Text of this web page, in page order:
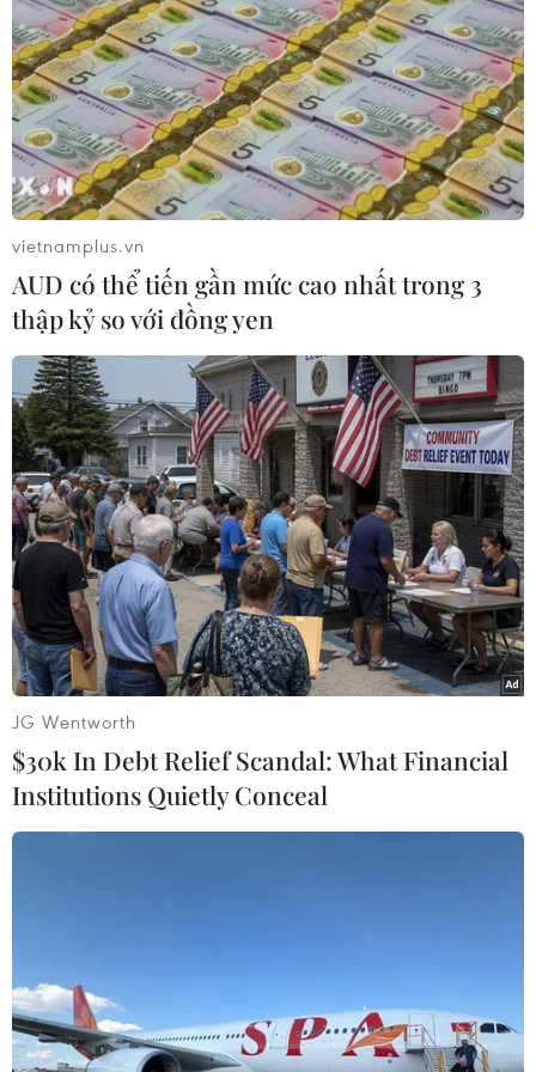
Singapore đã sẵn sàng bước vào lộ trình
"bình thường mới"?
25/08/2021 11:17
Giữa tháng 7, Singapore tuyên bố ý định thay đổi chiến
lược từ “Không COVID-19” sang chiến dịch mà Bộ Y tế
gọi là “bình thường mới” với một số hạn chế được dỡ
bỏ trong khi số dân được tiêm chủng tăng.
Singapore: Thủ tướng Lý Hiển Long khẳng
vietnamplus.vn
AUD có thể tiến gần mức cao nhất trong 3
thập kỷ so với đồng yen
JG Wentworth
$30k In Debt Relief Scandal: What Financial
Institutions Quietly Conceal